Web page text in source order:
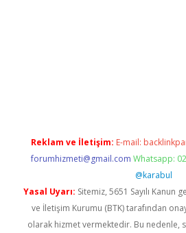
Reklam ve İletişim: E-mail:
forumhizmeti@gmail.com Whatsapp:
@karabul
Yasal Uyarı: Sitemiz, 5651 Sayılı Kanun
ve İletişim Kurumu (BTK) tarafından
olarak hizmet vermektedir. Bu nedenle,